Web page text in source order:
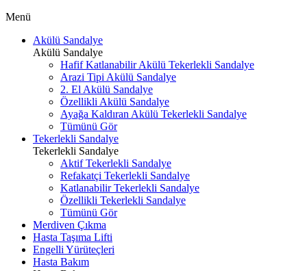
Menü
Akülü Sandalye
Akülü Sandalye
Hafif Katlanabilir Akülü Tekerlekli Sandalye
Arazi Tipi Akülü Sandalye
2. El Akülü Sandalye
Özellikli Akülü Sandalye
Ayağa Kaldıran Akülü Tekerlekli Sandalye
Tümünü Gör
Tekerlekli Sandalye
Tekerlekli Sandalye
Aktif Tekerlekli Sandalye
Refakatçi Tekerlekli Sandalye
Katlanabilir Tekerlekli Sandalye
Özellikli Tekerlekli Sandalye
Tümünü Gör
Merdiven Çıkma
Hasta Taşıma Lifti
Engelli Yürüteçleri
Hasta Bakım